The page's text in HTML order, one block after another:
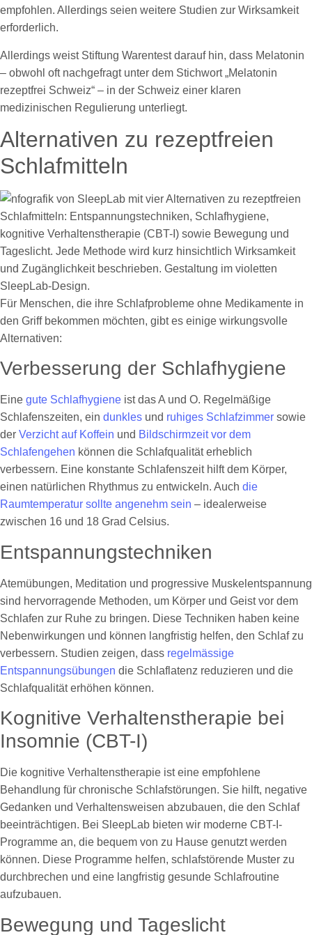
empfohlen. Allerdings seien weitere Studien zur Wirksamkeit
erforderlich.
Allerdings weist Stiftung Warentest darauf hin, dass Melatonin
– obwohl oft nachgefragt unter dem Stichwort „Melatonin
rezeptfrei Schweiz“ – in der Schweiz einer klaren
medizinischen Regulierung unterliegt.
Alternativen zu rezeptfreien
Schlafmitteln
Für Menschen, die ihre Schlafprobleme ohne Medikamente in
den Griff bekommen möchten, gibt es einige wirkungsvolle
Alternativen:
Verbesserung der Schlafhygiene
Eine gute Schlafhygiene ist das A und O. Regelmäßige
Schlafenszeiten, ein dunkles und ruhiges Schlafzimmer sowie
der Verzicht auf Koffein und Bildschirmzeit vor dem
Schlafengehen können die Schlafqualität erheblich
verbessern. Eine konstante Schlafenszeit hilft dem Körper,
einen natürlichen Rhythmus zu entwickeln. Auch die
Raumtemperatur sollte angenehm sein – idealerweise
zwischen 16 und 18 Grad Celsius.
Entspannungstechniken
Atemübungen, Meditation und progressive Muskelentspannung
sind hervorragende Methoden, um Körper und Geist vor dem
Schlafen zur Ruhe zu bringen. Diese Techniken haben keine
Nebenwirkungen und können langfristig helfen, den Schlaf zu
verbessern. Studien zeigen, dass regelmässige
Entspannungsübungen die Schlaflatenz reduzieren und die
Schlafqualität erhöhen können.
Kognitive Verhaltenstherapie bei
Insomnie (CBT-I)
Die kognitive Verhaltenstherapie ist eine empfohlene
Behandlung für chronische Schlafstörungen. Sie hilft, negative
Gedanken und Verhaltensweisen abzubauen, die den Schlaf
beeinträchtigen. Bei SleepLab bieten wir moderne CBT-I-
Programme an, die bequem von zu Hause genutzt werden
können. Diese Programme helfen, schlafstörende Muster zu
durchbrechen und eine langfristig gesunde Schlafroutine
aufzubauen.
Bewegung und Tageslicht